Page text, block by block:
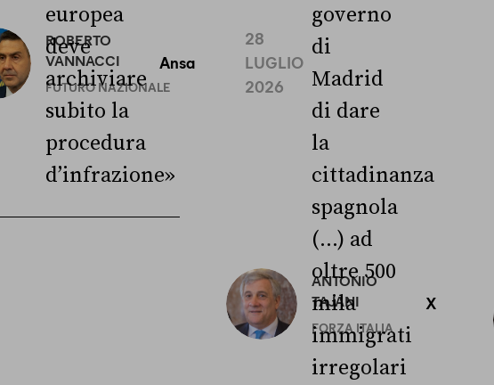
ROBERTO
VANNACCI
FUTURO NAZIONALE
europea
deve
archiviare
subito la
procedura
d’infrazione»
Ansa
28
LUGLIO
2026
ANTONIO
TAJANI
FORZA ITALIA
governo
di
Madrid
di dare
la
cittadinanza
spagnola
(...) ad
oltre 500
mila
immigrati
irregolari
X